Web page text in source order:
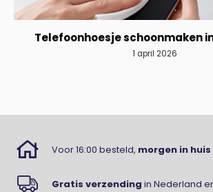
Telefoonhoesje schoonmaken
1 april 2026
Voor 16:00 besteld, morgen in huis
Gratis verzending in Nederland